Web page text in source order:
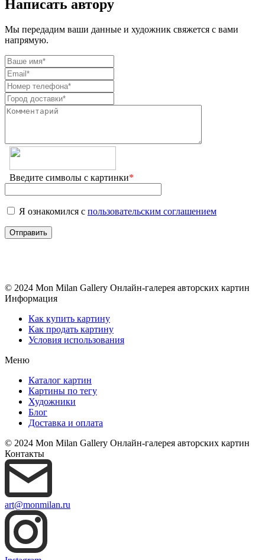
Написать автору
Мы передадим ваши данные и художник свяжется с вами
напрямую.
Введите символы с картинки*
Я ознакомился с пользовательским соглашением
© 2024 Mon Milan Gallery Онлайн-галерея авторских картин
Информация
Как купить картину
Как продать картину
Условия использования
Меню
Каталог картин
Картины по тегу
Художники
Блог
Доставка и оплата
© 2024 Mon Milan Gallery Онлайн-галерея авторских картин
Контакты
art@monmilan.ru